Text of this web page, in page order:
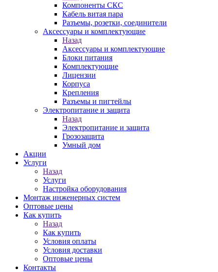
Компоненты СКС
Кабель витая пара
Разъемы, розетки, соединители
Аксессуары и комплектующие
Назад
Аксессуары и комплектующие
Блоки питания
Комплектующие
Лицензии
Корпуса
Крепления
Разъемы и пигтейлы
Электропитание и защита
Назад
Электропитание и защита
Грозозащита
Умный дом
Акции
Услуги
Назад
Услуги
Настройка оборудования
Монтаж инженерных систем
Оптовые цены
Как купить
Назад
Как купить
Условия оплаты
Условия доставки
Оптовые цены
Контакты